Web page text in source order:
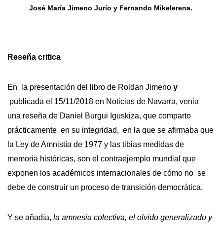
José María Jimeno Jurío y Fernando Mikelerena.
Reseña critica
En la presentación del libro de Roldan Jimeno y
publicada el 15/11/2018 en Noticias de Navarra, venia
una reseña de Daniel Burgui Iguskiza, que comparto
prácticamente en su integridad, en la que se afirmaba que
la Ley de Amnistía de 1977 y las tibias medidas de
memoria históricas, son el contraejemplo mundial que
exponen los académicos internacionales de cómo no se
debe de construir un proceso de transición democrática.
Y se añadía, la amnesia colectiva, el olvido generalizado y